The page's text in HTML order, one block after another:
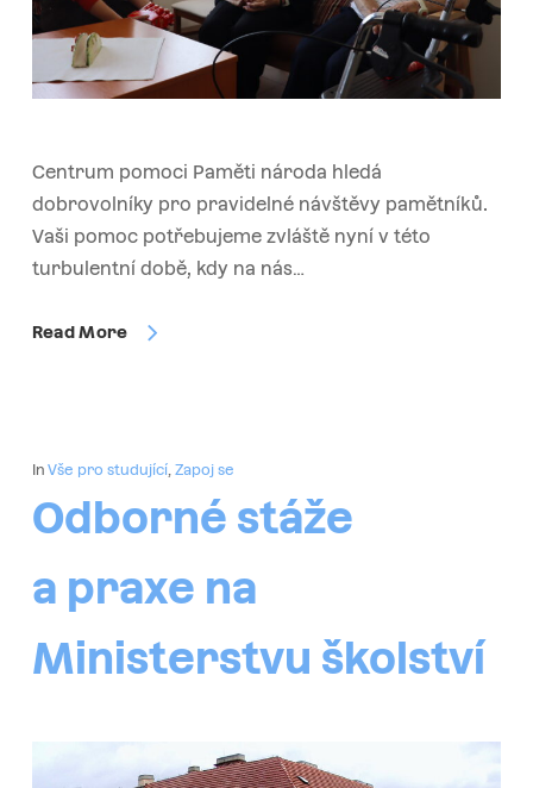
Centrum pomoci Paměti národa hledá
dobrovolníky pro pravidelné návštěvy pamětníků.
Vaši pomoc potřebujeme zvláště nyní v této
turbulentní době, kdy na nás…
Read More
In Vše pro studující, Zapoj se
Odborné stáže
a praxe na
Ministerstvu školství